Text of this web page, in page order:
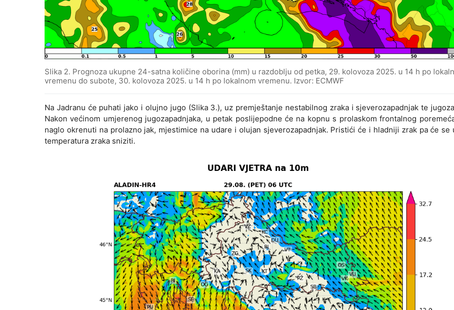
Slika 2. Prognoza ukupne 24-satna količine oborina (mm) u razdoblju od petka, 29. kolovoza 2025. u 14 h po
vremenu do subote, 30. kolovoza 2025. u 14 h po lokalnom vremenu. Izvor: ECMWF
Na Jadranu će puhati jako i olujno jugo (Slika 3.), uz premještanje nestabilnog zraka i sjeverozapadnjak te
Nakon većinom umjerenog jugozapadnjaka, u petak poslijepodne će na kopnu s prolaskom frontalnog
naglo okrenuti na prolazno jak, mjestimice na udare i olujan sjeverozapadnjak. Pristići će i hladniji zrak pa će se
temperatura zraka sniziti.